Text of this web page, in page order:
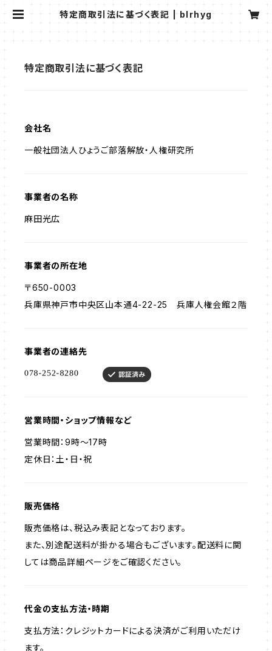
特定商取引法に基づく表記 | blrhyg
特定商取引法に基づく表記
会社名
一般社団法人ひょうご部落解放・人権研究所
事業者の名称
麻田光広
事業者の所在地
〒650-0003
兵庫県神戸市中央区山本通4-22-25 兵庫人権会館２階
事業者の連絡先
営業時間・ショップ情報など
営業時間：9時～17時
定休日：土・日・祝
販売価格
販売価格は、税込み表記となっております。
また、別途配送料が掛かる場合もございます。配送料に関
しては商品詳細ページをご確認ください。
代金の支払方法・時期
支払方法：クレジットカードによる決済がご利用いただけ
ます。